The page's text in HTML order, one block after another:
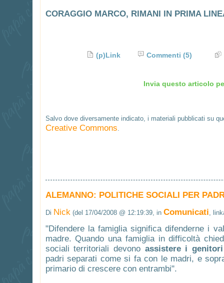
CORAGGIO MARCO, RIMANI IN PRIMA
(p)Link Commenti (5)
Invia questo articolo
Salvo dove diversamente indicato, i materiali pubblicati su
Creative Commons
ALEMANNO: POLITICHE SOCIALI PER
Di Nick (del 17/04/2008 @ 12:19:39, in Comunicati ,
"Difendere la famiglia significa difenderne i
madre. Quando una famiglia in difficoltà
sociali territoriali devono assistere i
padri separati come si fa con le madri, e
primario di crescere con entrambi".